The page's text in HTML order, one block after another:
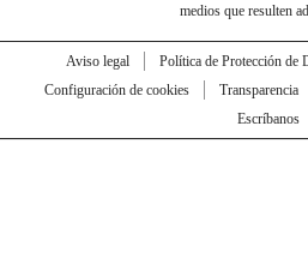
medios que resulten
Aviso legal Política de Protección de
Configuración de cookies
Transparencia
Escríbanos